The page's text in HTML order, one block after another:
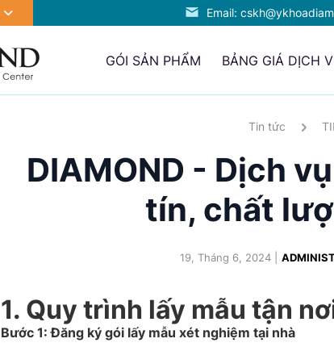
Email:
GÓI SẢN PHẨM BẢNG GIÁ DỊCH
Tin tức
DIAMOND - Dịch
tín, chất
19, Tháng 6, 2024 |
1. Quy trình lấy mẫu tận
Bước 1: Đăng ký gói lấy mẫu xét nghiệm tại nhà